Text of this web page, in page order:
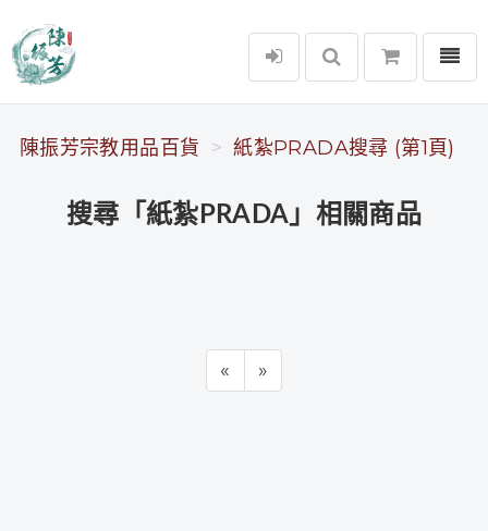
陳振芳宗教用品百貨
選單
陳振芳宗教用品百貨 紙紮PRADA搜尋 (第1頁)
搜尋「紙紮PRADA」相關商品
« »